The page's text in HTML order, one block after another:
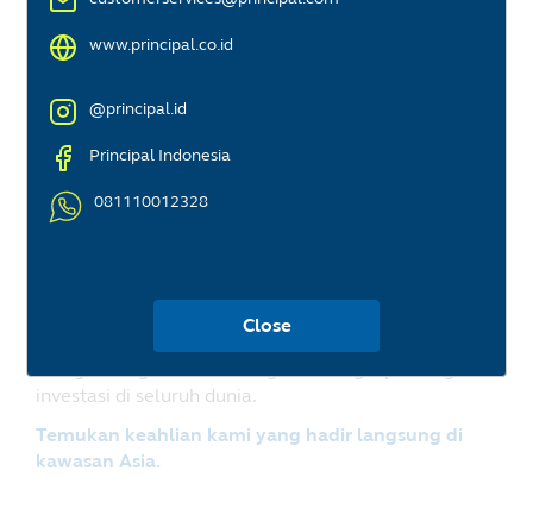
www.principal.co.id
@principal.id
Principal Indonesia
081110012328
Close
Management
investasi di seluruh dunia.
Temukan keahlian kami yang hadir langsung di
kawasan Asia.